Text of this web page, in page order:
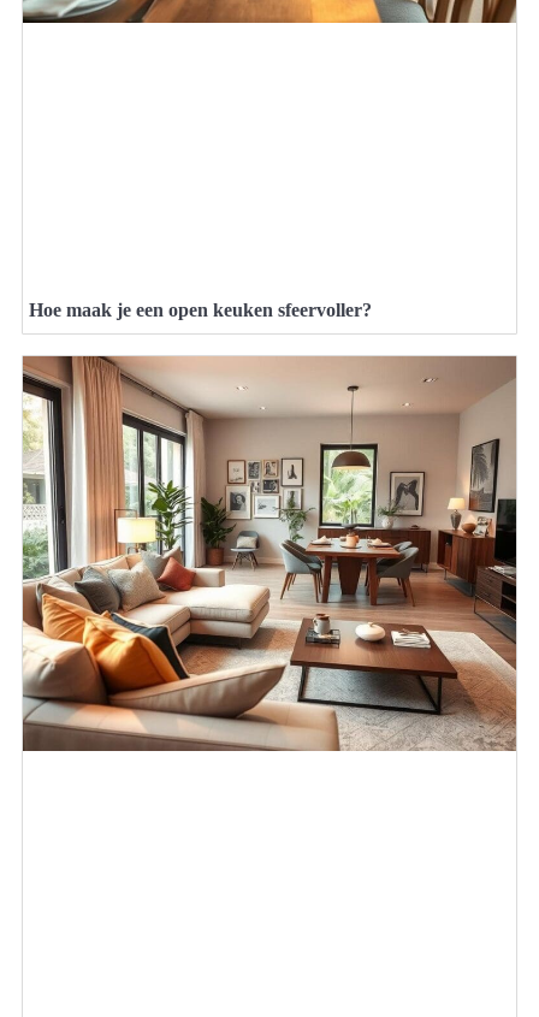
Hoe maak je een open keuken sfeervoller?